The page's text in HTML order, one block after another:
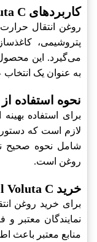
کاربردهای Shell Voluta C
روغن انتقال حرارت
پتروشیمی،
می‌گیرد. این
به عنوان یک
نحوه استفاده از Shell Voluta C
برای استفاده
لازم است که
شامل نحوه‌ صحیح
روغن است.
خرید Shell Voluta C
برای خرید روغن
نمایندگان معتبر و
منابع معتبر باعث